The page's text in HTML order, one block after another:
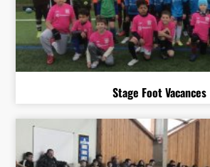
Stage Foot Vacances